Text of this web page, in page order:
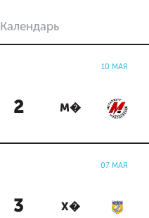
Календарь
10 МАЯ
2 М�
07 МАЯ
3 Х�